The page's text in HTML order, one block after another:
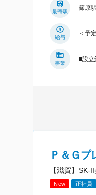
最寄駅
篠原
給与
＜予
事業
■設立
Ｐ＆Ｇプ
【滋賀】
New 正社員